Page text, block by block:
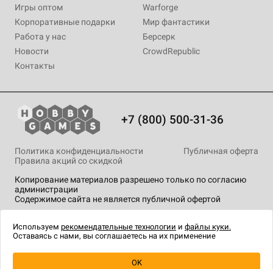
Игры оптом
Корпоративные подарки
Работа у нас
Новости
Контакты
Warforge
Мир фантастики
Берсерк
CrowdRepublic
+7 (800) 500-31-36
Копирование материалов разрешено только по согласию
администрации
Содержимое сайта не является публичной офертой
Политика конфиденциальности
Публичная оферта
Правила акций со скидкой
технологии .
Используем рекомендательные технологии и файлы куки.
Оставаясь с нами, вы соглашаетесь на их применение
OK